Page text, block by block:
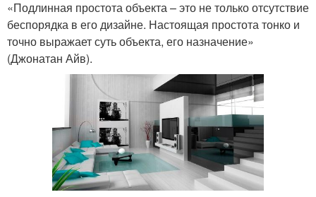
«Подлинная простота объекта – это не только отсутствие
беспорядка в его дизайне. Настоящая простота тонко и
точно выражает суть объекта, его назначение»
(Джонатан Айв).